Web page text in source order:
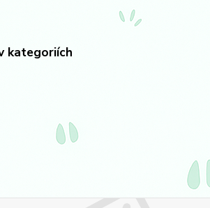
kategoriích